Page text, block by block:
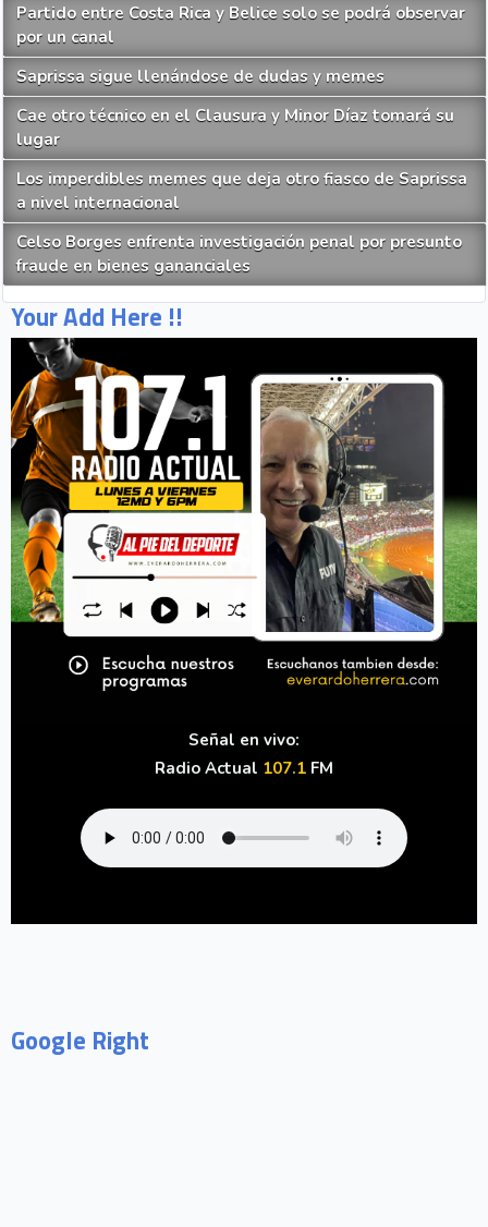
Partido entre Costa Rica y Belice solo se podrá observar
por un canal
Saprissa sigue llenándose de dudas y memes
Cae otro técnico en el Clausura y Minor Díaz tomará su
lugar
Los imperdibles memes que deja otro fiasco de Saprissa
a nivel internacional
Celso Borges enfrenta investigación penal por presunto
fraude en bienes gananciales
Your Add Here !!
Señal en vivo:
Radio Actual 107.1 FM
Google Right